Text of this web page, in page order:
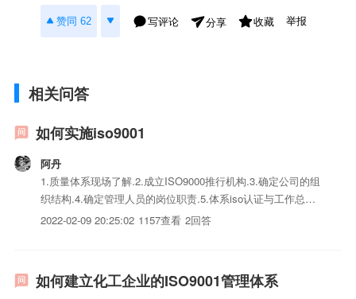
赞同 62 写评论 分享 收藏 举报
相关问答
如何实施iso9001
阿丹
1.质量体系现场了解.2.成立ISO9000推行机构.3.确定公司的组
织结构.4.确定管理人员的岗位职责.5.体系iso认证与工作总体
方案确定.6.确定质量体系iso三体系认证清单.编写程序iso三体
2022-02-09 20:25:02 1157查看 2回答
如何建立化工企业的ISO9001管理体系